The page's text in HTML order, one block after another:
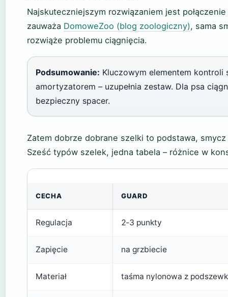
Najskuteczniejszym rozwiązaniem jest
zauważa DomoweZoo (blog zoologiczny), sama
rozwiąże problemu ciągnięcia.
Podsumowanie: Kluczowym elementem kontroli
amortyzatorem – uzupełnia zestaw. Dla psa
bezpieczny spacer.
Zatem dobrze dobrane szelki to podstawa,
Sześć typów szelek, jedna tabela – różnice w
CECHA GUARD
Regulacja 2‑3 punkty
Zapięcie na grzbiecie
Materiał taśma nylonowa z